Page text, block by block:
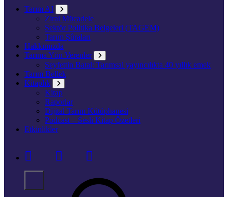
Tarım AI
Zirai Mücadele
Sektör Politika Belgeleri (TAGEM)
Tarım Şûraları
Hakkımızda
Tarıma Yön Verenler
Seyfettin Batal: Tarımsal yayıncılıkta 40 yıllık emek
Tarım Bellek
Kitaplık
Kitap
Raporlar
Dijital Tarım Kütüphanesi
Podcast – Sesli Kitap Özetleri
Etkinlikler